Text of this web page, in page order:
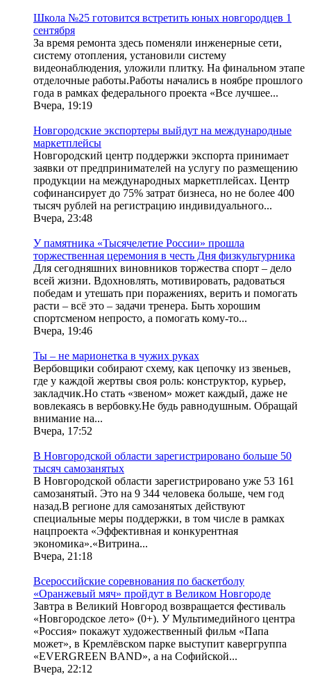
Школа №25 готовится встретить юных новгородцев 1
сентября
За время ремонта здесь поменяли инженерные сети,
систему отопления, установили систему
видеонаблюдения, уложили плитку. На финальном этапе
отделочные работы.Работы начались в ноябре прошлого
года в рамках федерального проекта «Все лучшее...
Вчера, 19:19
Новгородские экспортеры выйдут на международные
маркетплейсы
Новгородский центр поддержки экспорта принимает
заявки от предпринимателей на услугу по размещению
продукции на международных маркетплейсах. Центр
софинансирует до 75% затрат бизнеса, но не более 400
тысяч рублей на регистрацию индивидуального...
Вчера, 23:48
У памятника «Тысячелетие России» прошла
торжественная церемония в честь Дня физкультурника
Для сегодняшних виновников торжества спорт – дело
всей жизни. Вдохновлять, мотивировать, радоваться
победам и утешать при поражениях, верить и помогать
расти – всё это – задачи тренера. Быть хорошим
спортсменом непросто, а помогать кому-то...
Вчера, 19:46
Ты – не марионетка в чужих руках
Вербовщики собирают схему, как цепочку из звеньев,
где у каждой жертвы своя роль: конструктор, курьер,
закладчик.Но стать «звеном» может каждый, даже не
вовлекаясь в вербовку.Не будь равнодушным. Обращай
внимание на...
Вчера, 17:52
В Новгородской области зарегистрировано больше 50
тысяч самозанятых
В Новгородской области зарегистрировано уже 53 161
самозанятый. Это на 9 344 человека больше, чем год
назад.В регионе для самозанятых действуют
специальные меры поддержки, в том числе в рамках
нацпроекта «Эффективная и конкурентная
экономика».«Витрина...
Вчера, 21:18
Всероссийские соревнования по баскетболу
«Оранжевый мяч» пройдут в Великом Новгороде
Завтра в Великий Новгород возвращается фестиваль
«Новгородское лето» (0+). У Мультимедийного центра
«Россия» покажут художественный фильм «Папа
может», в Кремлёвском парке выступит кавергруппа
«EVERGREEN BAND», а на Софийской...
Вчера, 22:12